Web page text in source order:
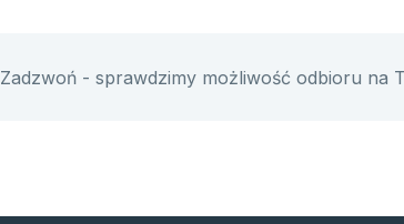
Zadzwoń - sprawdzimy możliwość odbioru na